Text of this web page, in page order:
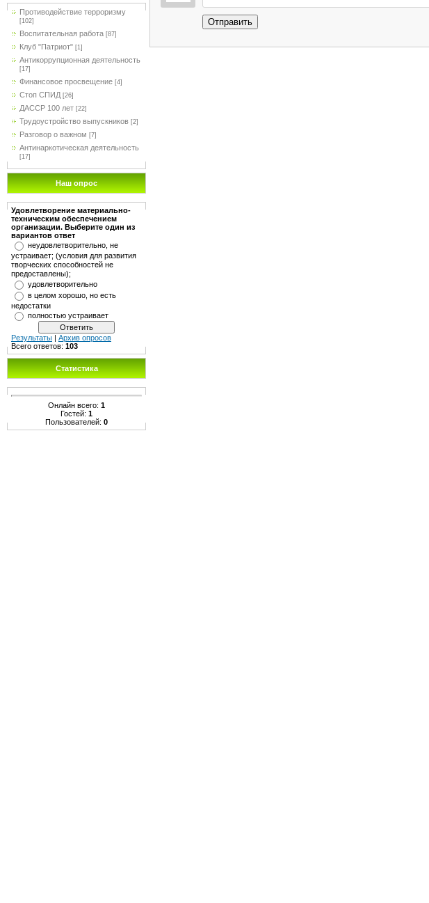
Противодействие терроризму
[102]
Воспитательная работа [87]
Клуб "Патриот" [1]
Антикоррупционная деятельность
[17]
Финансовое просвещение [4]
Стоп СПИД [26]
ДАССР 100 лет [22]
Трудоустройство выпускников [2]
Разговор о важном [7]
Антинаркотическая деятельность
[17]
Наш опрос
Удовлетворение материально-
техническим обеспечением
организации. Выберите один из
вариантов ответ
неудовлетворительно, не
устраивает; (условия для развития
творческих способностей не
предоставлены);
удовлетворительно
в целом хорошо, но есть
недостатки
полностью устраивает
Результаты | Архив опросов
Всего ответов: 103
Статистика
Онлайн всего: 1
Гостей: 1
Пользователей: 0
Отправить